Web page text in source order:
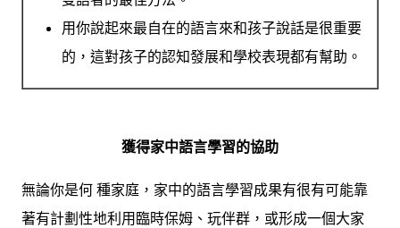
用你說起來最自在的語言來和孩子說話是很重要
的，這對孩子的認知發展和學校表現都有幫助。
獲得家中語言學習的協助
無論你是何 種家庭，家中的語言學習成果有很有可能靠
著有計劃性地利用臨時保姆、玩伴群，或形成一個大家